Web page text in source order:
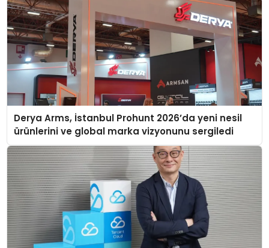
Derya Arms, İstanbul Prohunt 2026’da yeni nesil
ürünlerini ve global marka vizyonunu sergiledi